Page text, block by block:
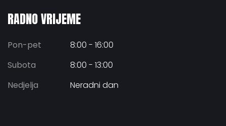
RADNO VRIJEME
Pon-pet
8:00 - 16:00
Subota
8:00 - 13:00
Nedjelja
Neradni dan